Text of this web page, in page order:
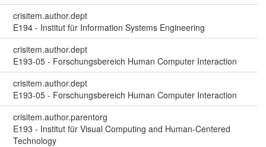
crisitem.author.dept
E194 - Institut für Information Systems Engineering
crisitem.author.dept
E193-05 - Forschungsbereich Human Computer Interaction
crisitem.author.dept
E193-05 - Forschungsbereich Human Computer Interaction
crisitem.author.parentorg
E193 - Institut für Visual Computing and Human-Centered
Technology